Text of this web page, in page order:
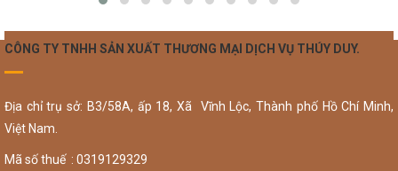
CÔNG TY TNHH SẢN XUẤT THƯƠNG MẠI DỊCH VỤ THÚY DUY.
Địa chỉ trụ sở: B3/58A, ấp 18, Xã Vĩnh Lộc, Thành phố Hồ Chí Minh,
Việt Nam.
Mã số thuế : 0319129329